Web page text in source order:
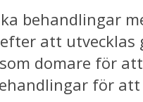
behandlingar
att
domare för
för